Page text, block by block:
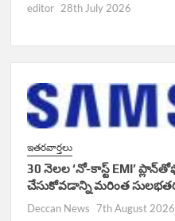
editor 28th July 2026
ఇతరవార్తలు
30 నెలల ‘నో-కాస్ట్ EMI’
చేసుకోవడాన్ని మరింత
Deccan News 7th August 2026